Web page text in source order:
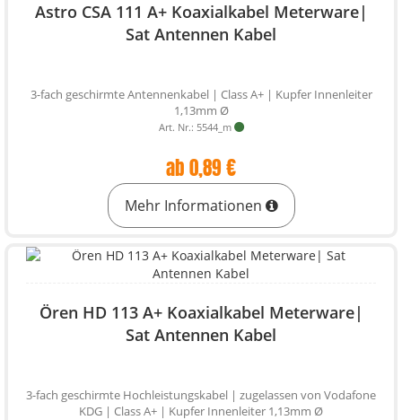
Astro CSA 111 A+ Koaxialkabel Meterware|
Sat Antennen Kabel
3-fach geschirmte Antennenkabel | Class A+ | Kupfer Innenleiter
1,13mm Ø
Art. Nr.: 5544_m
ab 0,89 €
Mehr Informationen
Ören HD 113 A+ Koaxialkabel Meterware|
Sat Antennen Kabel
3-fach geschirmte Hochleistungskabel | zugelassen von Vodafone
KDG | Class A+ | Kupfer Innenleiter 1,13mm Ø